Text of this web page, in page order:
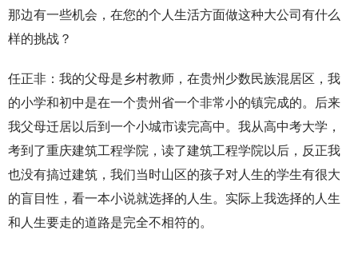
那边有一些机会，在您的个人生活方面做这种大公司有什么
样的挑战？
任正非：我的父母是乡村教师，在贵州少数民族混居区，我
的小学和初中是在一个贵州省一个非常小的镇完成的。后来
我父母迁居以后到一个小城市读完高中。我从高中考大学，
考到了重庆建筑工程学院，读了建筑工程学院以后，反正我
也没有搞过建筑，我们当时山区的孩子对人生的学生有很大
的盲目性，看一本小说就选择的人生。实际上我选择的人生
和人生要走的道路是完全不相符的。